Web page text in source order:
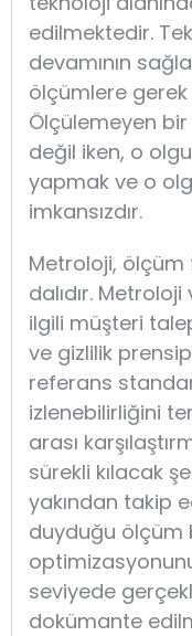
edilmektedir.
devamının
ölçümlere
Ölçülemeyen
değil iken, o
yapmak ve o
imkansızdır.
Metroloji, ölçüm
dalıdır.
ilgili müşteri
ve gizlilik
referans
izlenebilirliğini
arası
sürekli kılacak
yakından takip
duyduğu ölçüm
seviyede
dokümante